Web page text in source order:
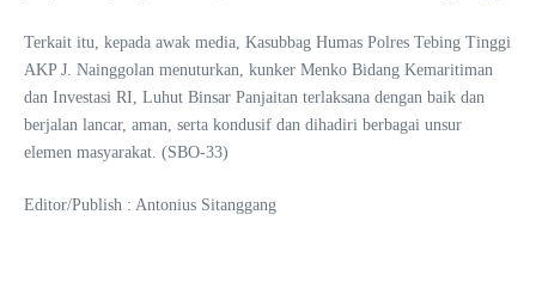
Terkait itu, kepada awak media, Kasubbag Humas Polres Tebing Tinggi
AKP J. Nainggolan menuturkan, kunker Menko Bidang Kemaritiman
dan Investasi RI, Luhut Binsar Panjaitan terlaksana dengan baik dan
berjalan lancar, aman, serta kondusif dan dihadiri berbagai unsur
elemen masyarakat. (SBO-33)
Editor/Publish : Antonius Sitanggang